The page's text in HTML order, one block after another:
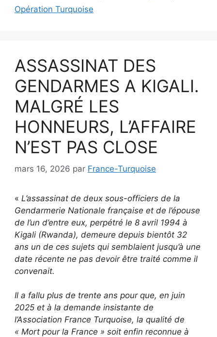
Opération Turquoise
ASSASSINAT DES
GENDARMES A KIGALI.
MALGRÉ LES
HONNEURS, L’AFFAIRE
N’EST PAS CLOSE
mars 16, 2026 par France-Turquoise
« L’assassinat de deux sous-officiers de la
Gendarmerie Nationale française et de l’épouse
de l’un d’entre eux, perpétré le 8 avril 1994 à
Kigali (Rwanda), demeure depuis bientôt 32
ans un de ces sujets qui semblaient jusqu’à une
date récente ne pas devoir être traité comme il
convenait.
Il a fallu plus de trente ans pour que, en juin
2025 et à la demande insistante de
l’Association France Turquoise, la qualité de
« Mort pour la France » soit enfin reconnue à